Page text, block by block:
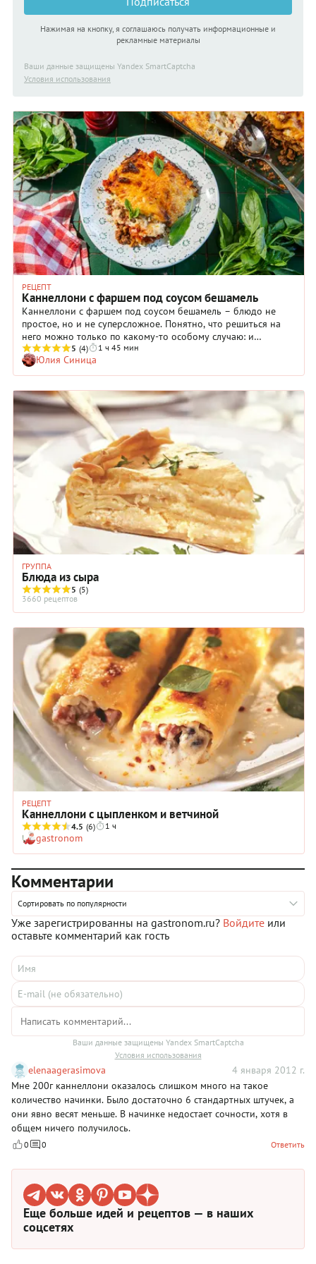
Нажимая на кнопку, я соглашаюсь получать информационные и
рекламные материалы
Ваши данные защищены Yandex SmartCaptcha
Условия использования
РЕЦЕПТ
Каннеллони с фаршем под соусом бешамель
Каннеллони с фаршем под соусом бешамель – блюдо не
простое, но и не суперсложное. Понятно, что решиться на
него можно только по какому-то особому случаю: и
продуктов надо немало подготовить, и время найти, чтобы
сделать все четко и с любовью. На наш взгляд, каннеллони
готовятся даже проще, чем лазанья – не надо выстилать
слой за слоем. Единственная работа, которая требует
скрупулезности, это фарширование трубочек. Но и в этом
можно найти немало удовольствия. В нашем рецепте вы
увидите длинный список ингредиентов, включая
разнообразные пряности и вино. Вы можете упростить
рецептуру по своему разумению. Но, с другой стороны, если
уж беретесь за такое знаковое блюдо итальянской кухни,
лучше вложиться в него по максимуму.
5 (4) 1 ч 45 мин
Юлия Синица
ГРУППА
Блюда из сыра
5 (5)
3660 рецептов
РЕЦЕПТ
Каннеллони с цыпленком и ветчиной
4.5 (6) 1 ч
gastronom
Комментарии
Сортировать по популярности
Уже зарегистрированны на gastronom.ru? Войдите или
оставьте комментарий как гость
Ваши данные защищены Yandex SmartCaptcha
Условия использования
elenaagerasimova
4 января 2012 г.
Мне 200г каннеллони оказалось слишком много на такое
количество начинки. Было достаточно 6 стандартных штучек, а
они явно весят меньше. В начинке недостает сочности, хотя в
общем ничего получилось.
0 0 Ответить
Еще больше идей и рецептов — в наших
соцсетях